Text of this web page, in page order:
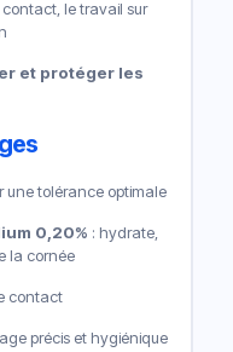
contact, le travail sur
et protéger les
une tolérance optimale
0,20% : hydrate,
la cornée
contact
précis et hygiénique